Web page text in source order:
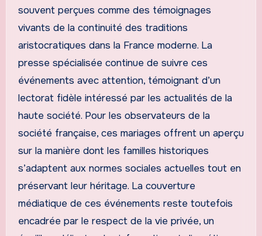
souvent perçues comme des témoignages
vivants de la continuité des traditions
aristocratiques dans la France moderne. La
presse spécialisée continue de suivre ces
événements avec attention, témoignant d’un
lectorat fidèle intéressé par les actualités de la
haute société. Pour les observateurs de la
société française, ces mariages offrent un aperçu
sur la manière dont les familles historiques
s’adaptent aux normes sociales actuelles tout en
préservant leur héritage. La couverture
médiatique de ces événements reste toutefois
encadrée par le respect de la vie privée, un